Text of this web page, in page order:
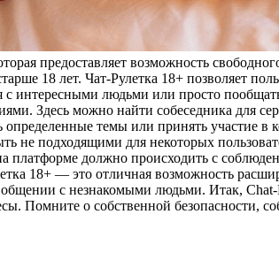
предоставляет возможность
18 лет. Чат-Рулетка 18+ позволяет
с интересными людьми или просто
Здесь можно найти собеседника для
определенные темы или принять участие
не подходящими для некоторых
должно происходить с
18+ — это отличная возможность
с незнакомыми людьми. Итак,
Помните о собственной безопасности,